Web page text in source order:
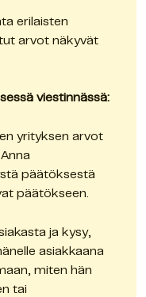
erilaisten
arvot näkyvät
viestinnässä:
yrityksen arvot
päätöksestä
päätökseen.
ja kysy,
asiakkaana
miten hän
tai